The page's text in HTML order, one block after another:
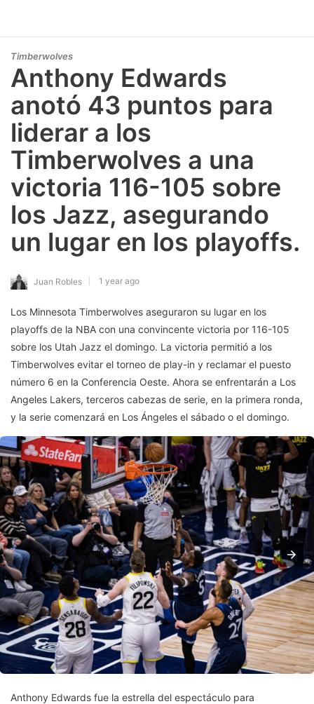
Timberwolves
Anthony Edwards
anotó 43 puntos para
liderar a los
Timberwolves a una
victoria 116-105 sobre
los Jazz, asegurando
un lugar en los playoffs.
Juan Robles 1 year ago
Los Minnesota Timberwolves aseguraron su lugar en los
playoffs de la NBA con una convincente victoria por 116-105
sobre los Utah Jazz el domingo. La victoria permitió a los
Timberwolves evitar el torneo de play-in y reclamar el puesto
número 6 en la Conferencia Oeste. Ahora se enfrentarán a Los
Angeles Lakers, terceros cabezas de serie, en la primera ronda,
y la serie comenzará en Los Ángeles el sábado o el domingo.
Anthony Edwards fue la estrella del espectáculo para